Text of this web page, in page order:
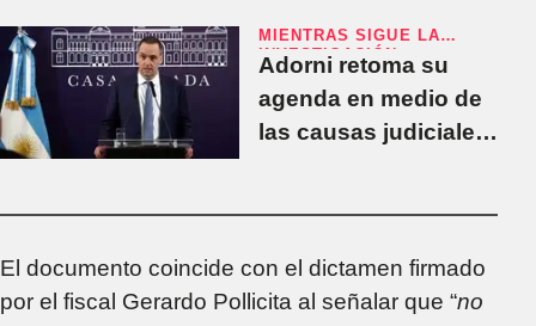
MIENTRAS SIGUE LA
INVESTIGACIÓN
Adorni retoma su
agenda en medio de
las causas judiciales
posible conferencia
El documento coincide con el dictamen firmado
por el fiscal Gerardo Pollicita al señalar que “no